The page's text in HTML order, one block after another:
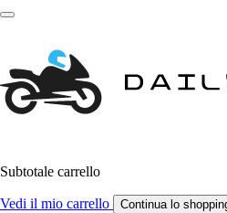
Subtotale carrello
Vedi il mio carrello Continua lo